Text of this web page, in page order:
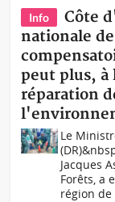
Info
Côte
nationale
peut plus, à
réparation
Le
Jacques
Forêts, a
région de